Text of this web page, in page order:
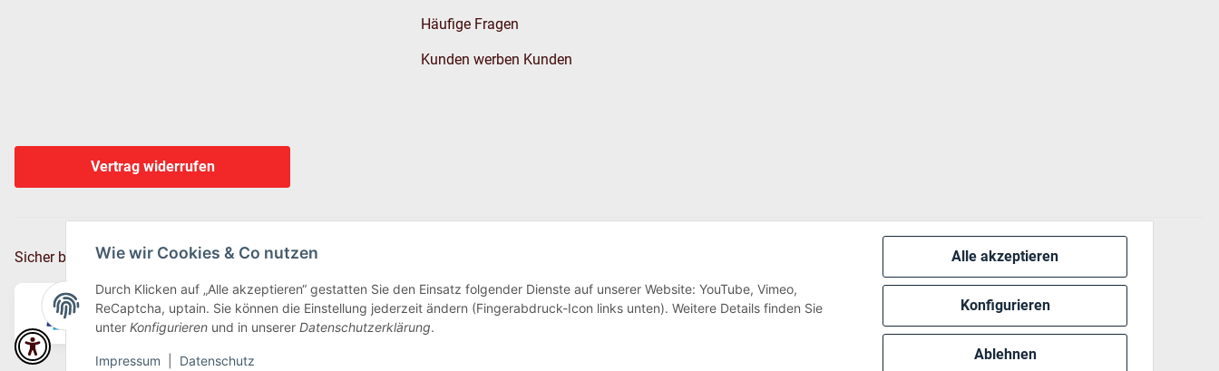
Alle akzeptieren
Konfigurieren
Ablehnen
Wie wir Cookies & Co nutzen
Durch Klicken auf „Alle akzeptieren“ gestatten Sie den Einsatz folgender Dienste auf unserer Website: YouTube, Vimeo,
ReCaptcha, uptain. Sie können die Einstellung jederzeit ändern (Fingerabdruck-Icon links unten). Weitere Details finden Sie
unter Konfigurieren und in unserer Datenschutzerklärung.
Impressum Datenschutz
Häufige Fragen
Kunden werben Kunden
Vertrag widerrufen
Sicher bezahlen via: